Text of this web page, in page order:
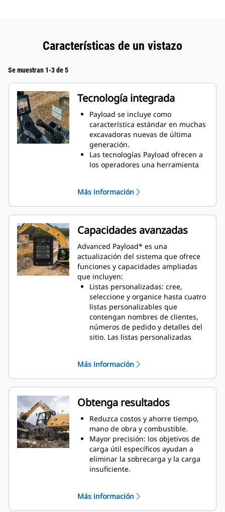
Características de un vistazo
Se muestran 1-3 de 5
Tecnología integrada
Payload se incluye como
característica estándar en muchas
excavadoras nuevas de última
generación.
Las tecnologías Payload ofrecen a
los operadores una herramienta
En una pantalla fácil de leer se
muestran los pesos de la carga del
cucharón o la garra y del camión
al tiempo que realiza un
seguimiento de los recuentos de
carga y los movimientos del
material.
Payload para excavadoras
funciona con una amplia gama de
accesorios de herramientas, que
incluyen los cucharones, las
garras Orange Peel, las garras tipo
almeja y las garras de demolición
y selección.
Más información
Capacidades avanzadas
Advanced Payload* es una
actualización del sistema que ofrece
funciones y capacidades ampliadas
que incluyen:
Listas personalizadas: cree,
seleccione y organice hasta cuatro
listas personalizables que
contengan nombres de clientes,
números de pedido y detalles del
sitio. Las listas personalizadas
la elaboración de informes.
Totales diarios: los operadores
pueden acceder fácilmente a
informes detallados de la carga
útil utilizando la pantalla de la
cabina. Tienen la flexibilidad de
ver los informes del día actual, del
día anterior o desde el último
restablecimiento. Además, los
operadores pueden consultar
cómodamente los totales de los
Peso objetivo inteligente: permite
a los operadores elegir entre las
Más información
Obtenga resultados
Reduzca costos y ahorre tiempo,
mano de obra y combustible.
Mayor precisión: los objetivos de
carga útil específicos ayudan a
eliminar la sobrecarga y la carga
insuficiente.
alcanzan un nivel de precisión
nunca antes visto, mientras que
Más información